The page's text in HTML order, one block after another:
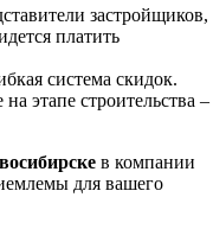
застройщиков,
платить
система скидок.
этапе строительства –
в компании
для вашего